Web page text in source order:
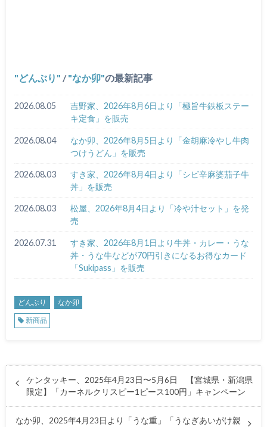
どんぶり / なか卯 の最新記事
2026.08.05
吉野家、2026年8月6日より「極旨牛鉄板ステー
キ定食」を販売
2026.08.04
なか卯、2026年8月5日より「金胡麻冷やし牛肉
つけうどん」を販売
2026.08.03
すき家、2026年8月4日より「シビ辛麻婆茄子牛
丼」を販売
2026.08.03
松屋、2026年8月4日より「冷や汁セット」を発
売
2026.07.31
すき家、2026年8月1日より牛丼・カレー・うな
丼・うな牛などが70円引きになるお得なカード
「Sukipass」を販売
どんぶり
なか卯
新商品
ケンタッキー、2025年4月23日〜5月6日 【宮城県・新潟県
限定】「カーネルクリスピー1ピース100円」キャンペーン
なか卯、2025年4月23日より「うな重」「うなぎあいがけ親